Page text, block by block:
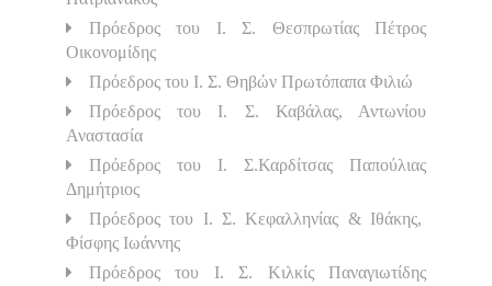
Πρόεδρος του Ι. Σ. Θεσπρωτίας Πέτρος
Οικονομίδης
Πρόεδρος του Ι. Σ. Θηβών Πρωτόπαπα Φιλιώ
Πρόεδρος του Ι. Σ. Καβάλας, Αντωνίου
Αναστασία
Πρόεδρος του Ι. Σ.Καρδίτσας Παπούλιας
Δημήτριος
Πρόεδρος του Ι. Σ. Κεφαλληνίας & Ιθάκης,
Φίσφης Ιωάννης
Πρόεδρος του Ι. Σ. Κιλκίς Παναγιωτίδης